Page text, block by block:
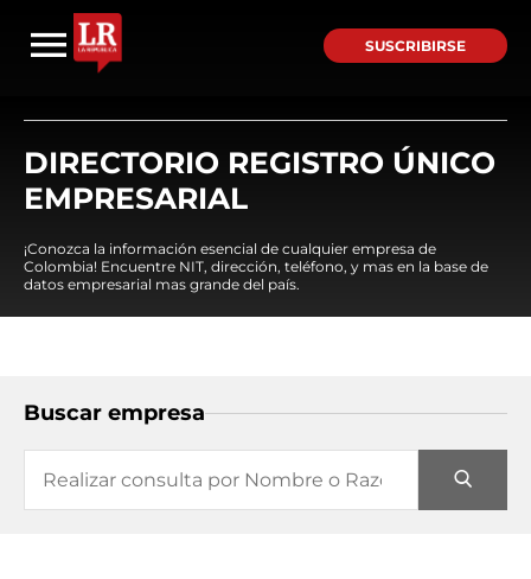
SUSCRIBIRSE
DIRECTORIO REGISTRO ÚNICO
EMPRESARIAL
¡Conozca la información esencial de cualquier empresa de
Colombia! Encuentre NIT, dirección, teléfono, y mas en la base de
datos empresarial mas grande del país.
Buscar empresa